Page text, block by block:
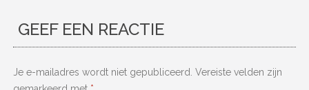
GEEF EEN REACTIE
Je e-mailadres wordt niet gepubliceerd. Vereiste velden zijn